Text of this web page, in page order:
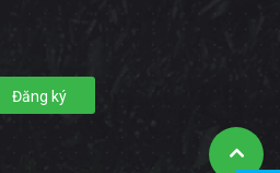
Đăng ký